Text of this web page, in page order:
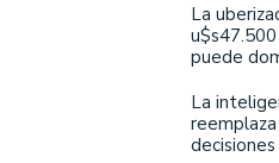
La
puede
La
decisiones